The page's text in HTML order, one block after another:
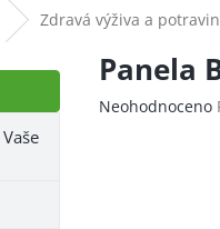
Zdravá výživa a
Panela
Průměrné
Neohodnoceno